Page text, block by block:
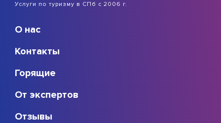
Услуги по туризму в СПб с 2006 г.
О нас
Контакты
Горящие
От экспертов
Отзывы